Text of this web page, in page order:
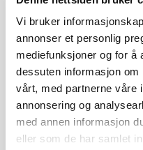
Vi bruker
annonser et personlig
mediefunksjoner og for å
dessuten informasjon
vårt, med partnerne våre
annonsering og
med annen informasjon
eller som de har samlet
variere i forhold til hvilket
Inventarliste kjøkken:
oppvaskbørste, oppvaskklut,
whiskyglass, vannglass,